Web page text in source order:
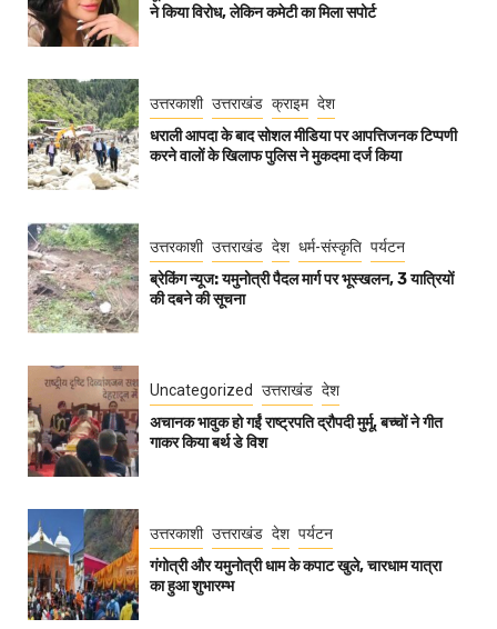
ने किया विरोध, लेकिन कमेटी का मिला सपोर्ट
उत्तरकाशी उत्तराखंड क्राइम देश
धराली आपदा के बाद सोशल मीडिया पर आपत्तिजनक टिप्पणी
करने वालों के खिलाफ पुलिस ने मुकदमा दर्ज किया
उत्तरकाशी उत्तराखंड देश धर्म-संस्कृति पर्यटन
ब्रेकिंग न्यूज: यमुनोत्री पैदल मार्ग पर भूस्खलन, 3 यात्रियों
की दबने की सूचना
Uncategorized उत्तराखंड देश
अचानक भावुक हो गईं राष्ट्रपति द्रौपदी मुर्मू, बच्चों ने गीत
गाकर किया बर्थ डे विश
उत्तरकाशी उत्तराखंड देश पर्यटन
गंगोत्री और यमुनोत्री धाम के कपाट खुले, चारधाम यात्रा
का हुआ शुभारम्भ